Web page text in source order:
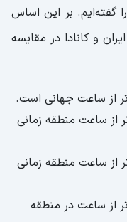
گفته‌ایم. بر این اساس
و کانادا در مقایسه
ساعت جلوتر از ساعت منطقه زمانی
ساعت جلوتر از ساعت منطقه زمانی
ساعت جلوتر از ساعت در منطقه